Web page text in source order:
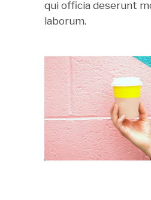
qui officia deserunt
laborum.